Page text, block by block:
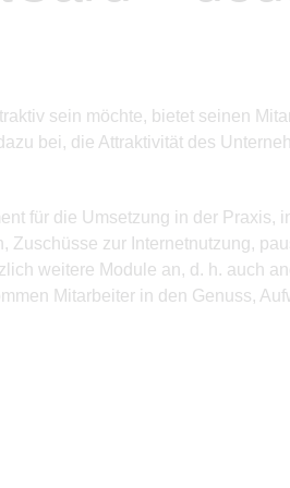
sein möchte, bietet seinen
bei, die Attraktivität des
für die Umsetzung in der
Zuschüsse zur Internetnutzung,
weitere Module an, d. h. auch
Mitarbeiter in den Genuss,